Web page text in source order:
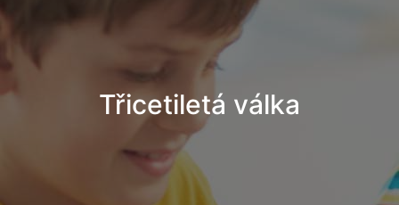
Třicetiletá válka